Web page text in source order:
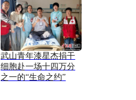
武山青年漆星杰捐干
细胞赴一场十四万分
之一的“生命之约”